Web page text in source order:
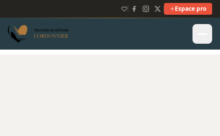
Espace pro